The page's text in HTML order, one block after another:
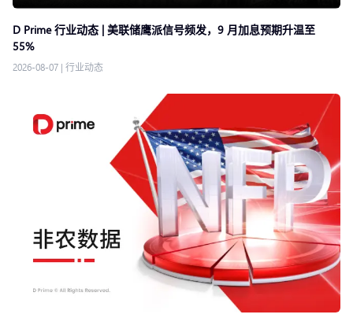
D Prime 行业动态 | 美联储鹰派信号频发，9 月加息预期升温至
55%
2026-08-07 | 行业动态